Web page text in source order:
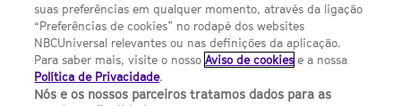
UMA DIVISÃO DA NBCUNIVERSAL
Contact us by email: contact.SYFYPortugal@ncbuni.com
suas preferências em qualquer momento, através da ligação
“Preferências de cookies” no rodapé dos websites
NBCUniversal relevantes ou nas definições da aplicação.
Para saber mais, visite o nossoAviso de cookies e a nossa
Política de Privacidade.
Nós e os nossos parceiros tratamos dados para as